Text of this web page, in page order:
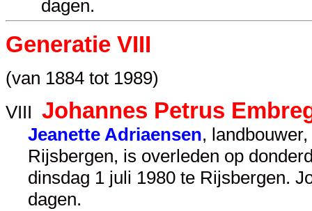
dagen.
Generatie VIII
(van 1884 tot 1989)
VIII Johannes Petrus
Jeanette Adriaensen,
Rijsbergen, is overleden op
dinsdag 1 juli 1980 te Rijsbergen.
dagen.